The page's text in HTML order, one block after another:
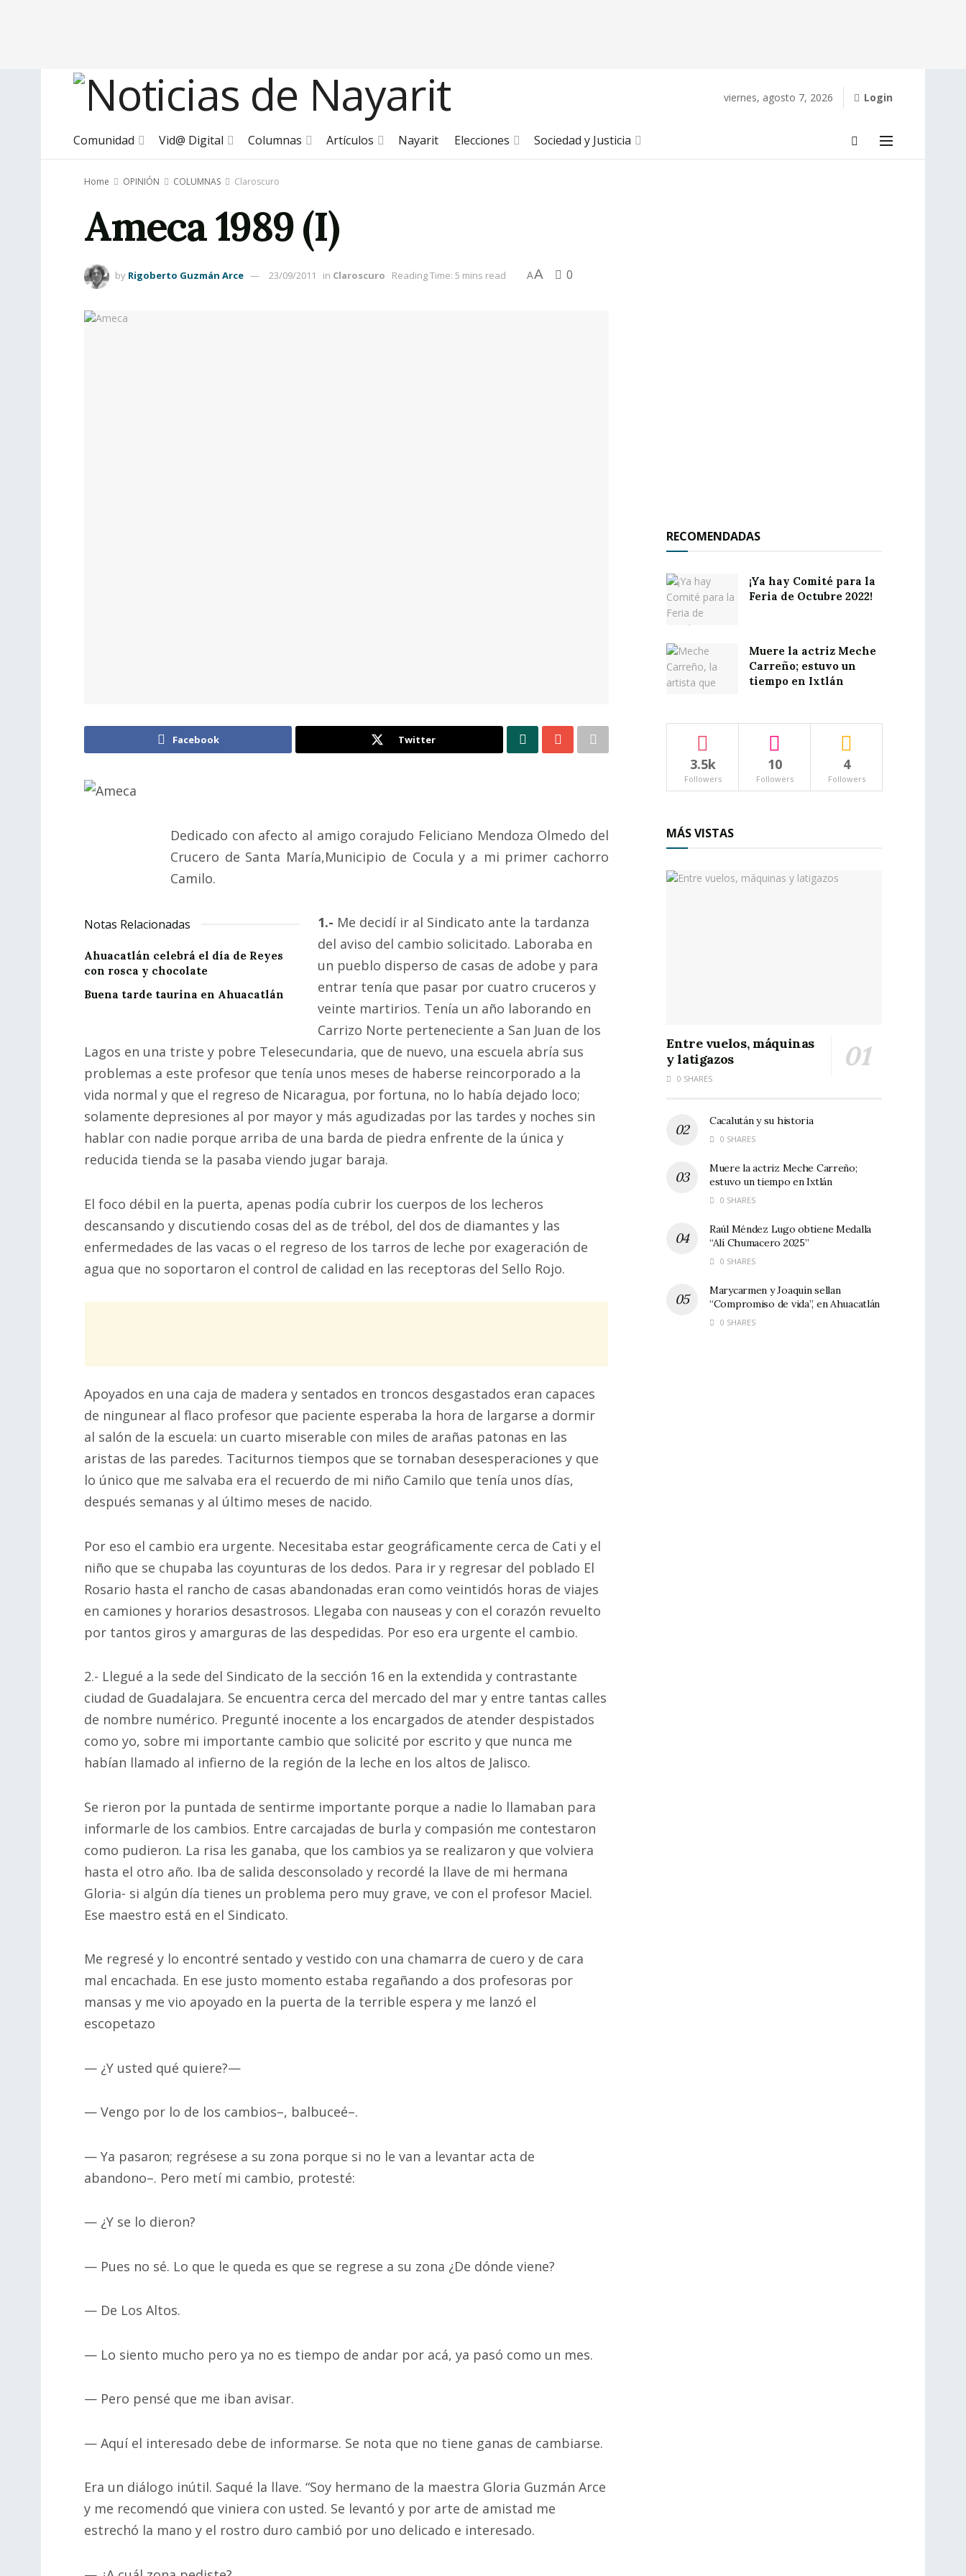
viernes, agosto 7, 2026 Login
Comunidad Vid@ Digital Columnas Artículos Nayarit Elecciones Sociedad y Justicia
Home OPINIÓN COLUMNAS Claroscuro
Ameca 1989 (I)
by Rigoberto Guzmán Arce 23/09/2011 in Claroscuro Reading Time: 5 mins read AA 0
Facebook Twitter
Dedicado con afecto al amigo corajudo Feliciano Mendoza Olmedo del
Crucero de Santa María,Municipio de Cocula y a mi primer cachorro
Camilo.
Notas Relacionadas
Ahuacatlán celebrá el día de Reyes
con rosca y chocolate
Buena tarde taurina en Ahuacatlán
1.- Me decidí ir al Sindicato ante la tardanza
del aviso del cambio solicitado. Laboraba en
un pueblo disperso de casas de adobe y para
entrar tenía que pasar por cuatro cruceros y
veinte martirios. Tenía un año laborando en
Carrizo Norte perteneciente a San Juan de los
Lagos en una triste y pobre Telesecundaria, que de nuevo, una escuela abría sus
problemas a este profesor que tenía unos meses de haberse reincorporado a la
vida normal y que el regreso de Nicaragua, por fortuna, no lo había dejado loco;
solamente depresiones al por mayor y más agudizadas por las tardes y noches sin
hablar con nadie porque arriba de una barda de piedra enfrente de la única y
reducida tienda se la pasaba viendo jugar baraja.
El foco débil en la puerta, apenas podía cubrir los cuerpos de los lecheros
descansando y discutiendo cosas del as de trébol, del dos de diamantes y las
enfermedades de las vacas o el regreso de los tarros de leche por exageración de
agua que no soportaron el control de calidad en las receptoras del Sello Rojo.
Apoyados en una caja de madera y sentados en troncos desgastados eran capaces
de ningunear al flaco profesor que paciente esperaba la hora de largarse a dormir
al salón de la escuela: un cuarto miserable con miles de arañas patonas en las
aristas de las paredes. Taciturnos tiempos que se tornaban desesperaciones y que
lo único que me salvaba era el recuerdo de mi niño Camilo que tenía unos días,
después semanas y al último meses de nacido.
Por eso el cambio era urgente. Necesitaba estar geográficamente cerca de Cati y el
niño que se chupaba las coyunturas de los dedos. Para ir y regresar del poblado El
Rosario hasta el rancho de casas abandonadas eran como veintidós horas de viajes
en camiones y horarios desastrosos. Llegaba con nauseas y con el corazón revuelto
por tantos giros y amarguras de las despedidas. Por eso era urgente el cambio.
2.- Llegué a la sede del Sindicato de la sección 16 en la extendida y contrastante
ciudad de Guadalajara. Se encuentra cerca del mercado del mar y entre tantas calles
de nombre numérico. Pregunté inocente a los encargados de atender despistados
como yo, sobre mi importante cambio que solicité por escrito y que nunca me
habían llamado al infierno de la región de la leche en los altos de Jalisco.
Se rieron por la puntada de sentirme importante porque a nadie lo llamaban para
informarle de los cambios. Entre carcajadas de burla y compasión me contestaron
como pudieron. La risa les ganaba, que los cambios ya se realizaron y que volviera
hasta el otro año. Iba de salida desconsolado y recordé la llave de mi hermana
Gloria- si algún día tienes un problema pero muy grave, ve con el profesor Maciel.
Ese maestro está en el Sindicato.
Me regresé y lo encontré sentado y vestido con una chamarra de cuero y de cara
mal encachada. En ese justo momento estaba regañando a dos profesoras por
mansas y me vio apoyado en la puerta de la terrible espera y me lanzó el
escopetazo
— ¿Y usted qué quiere?—
— Vengo por lo de los cambios–, balbuceé–.
— Ya pasaron; regrésese a su zona porque si no le van a levantar acta de
abandono–. Pero metí mi cambio, protesté:
— ¿Y se lo dieron?
— Pues no sé. Lo que le queda es que se regrese a su zona ¿De dónde viene?
— De Los Altos.
— Lo siento mucho pero ya no es tiempo de andar por acá, ya pasó como un mes.
— Pero pensé que me iban avisar.
— Aquí el interesado debe de informarse. Se nota que no tiene ganas de cambiarse.
Era un diálogo inútil. Saqué la llave. “Soy hermano de la maestra Gloria Guzmán Arce
y me recomendó que viniera con usted. Se levantó y por arte de amistad me
estrechó la mano y el rostro duro cambió por uno delicado e interesado.
RECOMENDADAS
¡Ya hay Comité para la
Feria de Octubre 2022!
Muere la actriz Meche
Carreño; estuvo un
tiempo en Ixtlán
3.5k
Followers
10
Followers
4
Followers
MÁS VISTAS
Entre vuelos, máquinas
y latigazos
0 SHARES
Cacalután y su historia
0 SHARES
Muere la actriz Meche Carreño;
estuvo un tiempo en Ixtlán
0 SHARES
Raúl Méndez Lugo obtiene Medalla
“Alí Chumacero 2025”
0 SHARES
Marycarmen y Joaquín sellan
“Compromiso de vida”, en Ahuacatlán
0 SHARES